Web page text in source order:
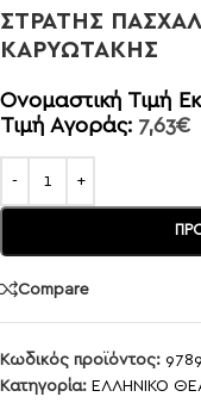
ΣΤΡΑΤΗΣ
ΚΑΡΥΩΤΑΚΗΣ
Ονομαστική Τιμή
Τιμή Αγοράς: 7,63€
Compare
Κωδικός προϊόντος:
Κατηγορία: ΕΛΛΗΝΙΚΟ